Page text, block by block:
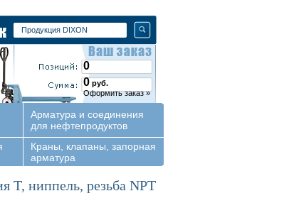
0
0 руб.
Оформить заказ »
Арматура и соединения
для нефтепродуктов
Краны, клапаны, запорная
арматура
T, ниппель, резьба NPT